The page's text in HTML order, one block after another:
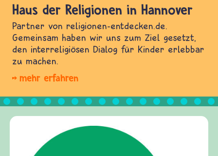
Haus der Religionen in Hannover
Partner von religionen-entdecken.de.
Gemeinsam haben wir uns zum Ziel gesetzt,
den interreligiösen Dialog für Kinder erlebbar
zu machen.
mehr erfahren